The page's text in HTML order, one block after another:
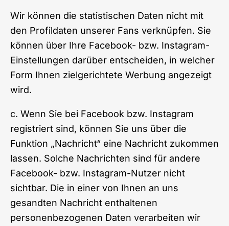
Wir können die statistischen Daten nicht mit
den Profildaten unserer Fans verknüpfen. Sie
können über Ihre Facebook- bzw. Instagram-
Einstellungen darüber entscheiden, in welcher
Form Ihnen zielgerichtete Werbung angezeigt
wird.
c. Wenn Sie bei Facebook bzw. Instagram
registriert sind, können Sie uns über die
Funktion „Nachricht“ eine Nachricht zukommen
lassen. Solche Nachrichten sind für andere
Facebook- bzw. Instagram-Nutzer nicht
sichtbar. Die in einer von Ihnen an uns
gesandten Nachricht enthaltenen
personenbezogenen Daten verarbeiten wir